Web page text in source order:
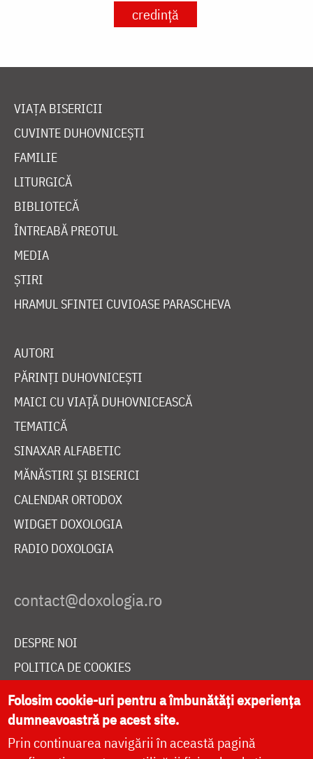
credință
VIAȚA BISERICII
CUVINTE DUHOVNICEȘTI
FAMILIE
LITURGICĂ
BIBLIOTECĂ
ÎNTREABĂ PREOTUL
MEDIA
ȘTIRI
HRAMUL SFINTEI CUVIOASE PARASCHEVA
AUTORI
PĂRINȚI DUHOVNICEȘTI
MAICI CU VIAȚĂ DUHOVNICEASCĂ
TEMATICĂ
SINAXAR ALFABETIC
MĂNĂSTIRI ȘI BISERICI
CALENDAR ORTODOX
WIDGET DOXOLOGIA
RADIO DOXOLOGIA
DESPRE NOI
POLITICA DE COOKIES
DONEAZĂ ONLINE PENTRU CATEDRALA NAȚIONALĂ
LIVE
Folosim cookie-uri pentru a îmbunătăți experiența
dumneavoastră pe acest site.
Prin continuarea navigării în această pagină